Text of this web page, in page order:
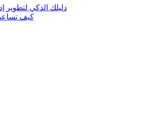
دليلك الذكي لتطوير
كيف